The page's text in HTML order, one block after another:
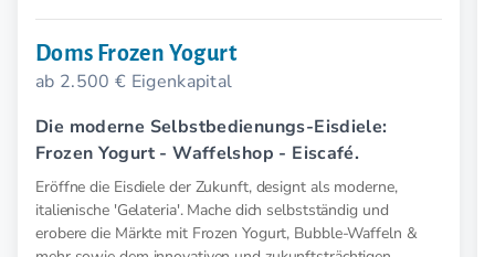
Doms Frozen Yogurt
ab 2.500 € Eigenkapital
Die moderne Selbstbedienungs-Eisdiele:
Frozen Yogurt - Waffelshop - Eiscafé.
Eröffne die Eisdiele der Zukunft, designt als moderne,
italienische 'Gelateria'. Mache dich selbstständig und
erobere die Märkte mit Frozen Yogurt, Bubble-Waffeln &